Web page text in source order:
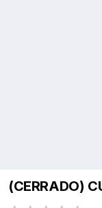
(CERRADO)